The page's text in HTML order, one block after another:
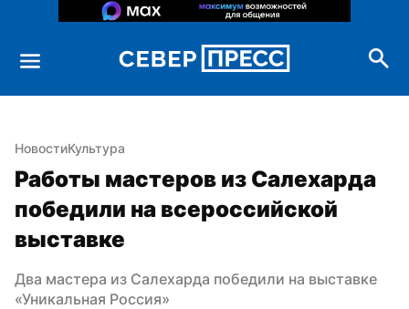
НовостиКультура
Работы мастеров из Салехарда
победили на всероссийской
выставке
Два мастера из Салехарда победили на выставке
«Уникальная Россия»